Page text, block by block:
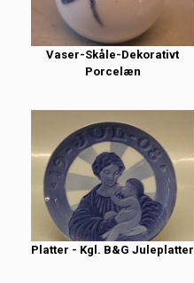
Vaser-Skåle-Dekorativt
Porcelæn
Platter - Kgl. B&G Juleplatter